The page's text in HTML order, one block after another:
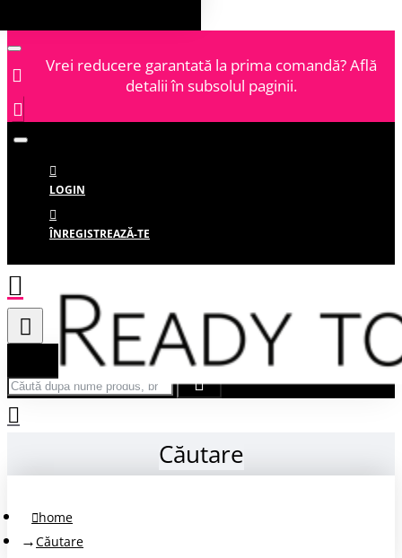
Vrei reducere garantată la prima comandă? Află
detalii în subsolul paginii.
LOGIN
ÎNREGISTREAZĂ-TE
Căută după nume produs, brand...
Căutare
home
Căutare